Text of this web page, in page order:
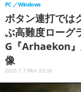
ボタン連打では
ぶ高難度ローグ
G『Arhaekon
像
PC Windows
2025.7.7 Mon 23:00